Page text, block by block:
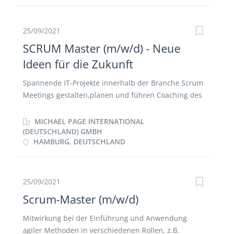
Zusätzlich sorgst Du nicht nur im Team für
Organisationseinheiten. Darüber hinaus moderierst
Du Backlog Refinements, Sprint Plannings, Stand Ups
und Retrospektiven
25/09/2021
SCRUM Master (m/w/d) - Neue
Ideen für die Zukunft
Spannende IT-Projekte innerhalb der Branche Scrum
Meetings gestalten,planen und führen Coaching des
Mastern, Förderung der Arbeitsweise
MICHAEL PAGE INTERNATIONAL
(DEUTSCHLAND) GMBH
HAMBURG, DEUTSCHLAND
25/09/2021
Scrum-Master (m/w/d)
Mitwirkung bei der Einführung und Anwendung
agiler Methoden in verschiedenen Rollen, z.B.